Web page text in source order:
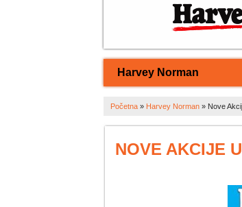
Harvey Norman
Početna» Harvey Norman» Nove
NOVE AKCIJE